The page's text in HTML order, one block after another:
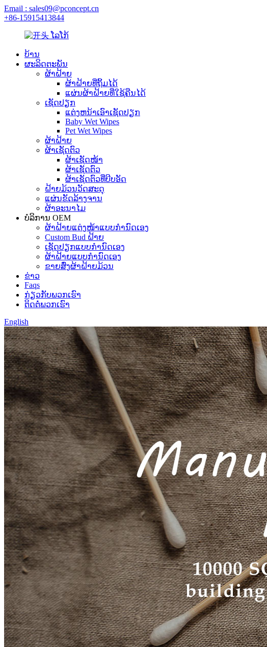
Email : sales09@pconcept.cn
+86-15915413844
ບ້ານ
ຜະລິດຕະພັນ
ຜ້າຝ້າຍ
ຜ້າຝ້າຍທີ່ຖິ້ມໄດ້
ແຜ່ນຜ້າຝ້າຍທີ່ໃຊ້ຄືນໄດ້
ເຊັດປຽກ
ແຕ່ງຫນ້າເອົາເຊັດປຽກ
Baby Wet Wipes
Pet Wet Wipes
ຜ້າຝ້າຍ
ຜ້າເຊັດຕົວ
ຜ້າເຊັດໜ້າ
ຜ້າເຊັດຕົວ
ຜ້າເຊັດຕົວທີ່ບີບອັດ
ຝ້າຍມ້ວນວັດສະດຸ
ແຜ່ນຂັດລ້າງຈານ
ຜ້າອະນາໄມ
ບໍລິການ OEM
ຜ້າຝ້າຍແຕ່ງໜ້າແບບກຳນົດເອງ
Custom Bud ຝ້າຍ
ເຊັດປຽກແບບກຳນົດເອງ
ຜ້າຝ້າຍແບບກຳນົດເອງ
ຂາຍສົ່ງຜ້າຝ້າຍມ້ວນ
ຂ່າວ
Faqs
ກ່ຽວກັບພວກເຮົາ
ຕິດຕໍ່ພວກເຮົາ
English